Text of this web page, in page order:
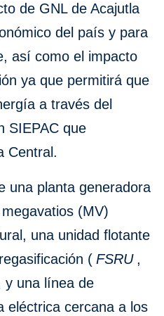
de GNL de Acajutla
del país y para
así como el impacto
ya que permitirá que
a través del
SIEPAC que
Central.
una planta generadora
(MV)
una unidad flotante
( FSRU ,
y una línea de
eléctrica cercana a los